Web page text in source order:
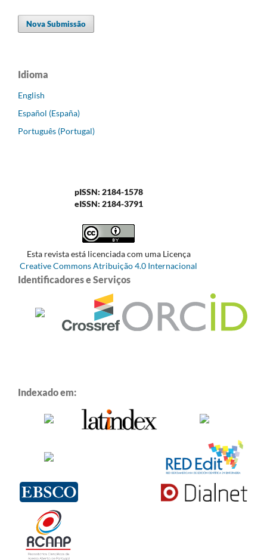
Nova Submissão
Idioma
English
Español (España)
Português (Portugal)
pISSN: 2184-1578
eISSN: 2184-3791
Esta revista está licenciada com uma Licença
Creative Commons Atribuição 4.0 Internacional
Identificadores e Serviços
Indexado em: